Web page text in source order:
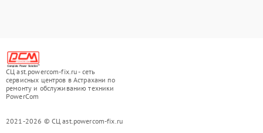
СЦ ast.powercom-fix.ru - сеть
сервисных центров в Астрахани по
ремонту и обслуживанию техники
PowerCom
2021-2026 © СЦ ast.powercom-fix.ru